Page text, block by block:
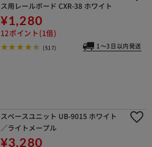
ス用レールボード CXR-38 ホワイト
¥1,280
12ポイント(1倍)
(517) 1～3日以内発送
スペースユニット UB-9015 ホワイト
／ライトメープル
¥3,280